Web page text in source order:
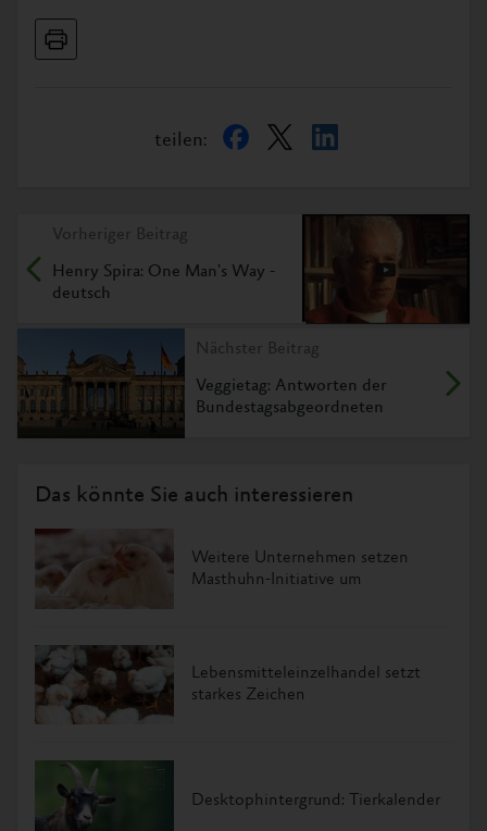
teilen:
Vorheriger Beitrag
Henry Spira: One Man's Way -
deutsch
Nächster Beitrag
Veggietag: Antworten der
Bundestagsabgeordneten
Das könnte Sie auch interessieren
Weitere Unternehmen setzen
Masthuhn-Initiative um
Lebensmitteleinzelhandel setzt
starkes Zeichen
Desktophintergrund: Tierkalender